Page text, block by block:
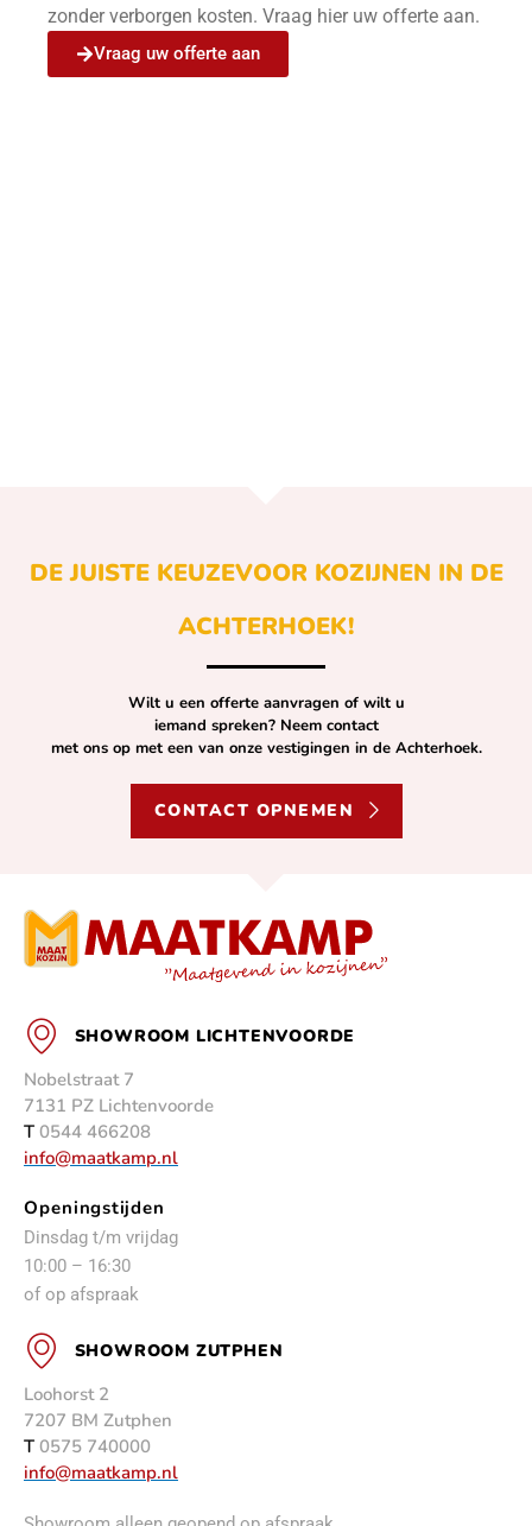
zonder verborgen kosten. Vraag hier uw offerte aan.
Vraag uw offerte aan
DE JUISTE KEUZEVOOR KOZIJNEN IN DE
ACHTERHOEK!
Wilt u een offerte aanvragen of wilt u
iemand spreken? Neem contact
met ons op met een van onze vestigingen in de Achterhoek.
CONTACT OPNEMEN
SHOWROOM LICHTENVOORDE
Nobelstraat 7
7131 PZ Lichtenvoorde
T 0544 466208
info@maatkamp.nl
Openingstijden
Dinsdag t/m vrijdag
10:00 – 16:30
of op afspraak
SHOWROOM ZUTPHEN
Loohorst 2
7207 BM Zutphen
T 0575 740000
info@maatkamp.nl